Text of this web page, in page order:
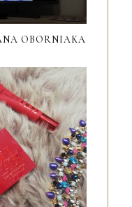
OBORNIAKA